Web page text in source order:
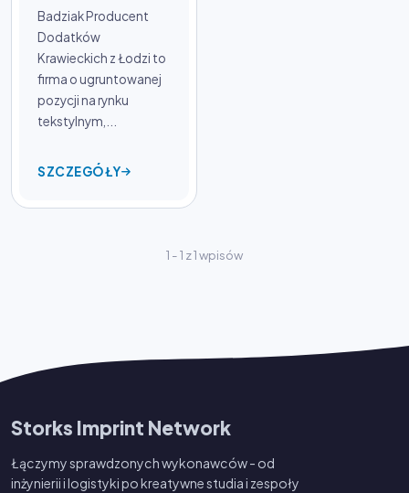
Badziak Producent
Dodatków
Krawieckich z Łodzi to
firma o ugruntowanej
pozycji na rynku
tekstylnym,...
SZCZEGÓŁY
1 - 1 z 1 wpisów
Storks Imprint Network
Łączymy sprawdzonych wykonawców - od
inżynierii i logistyki po kreatywne studia i zespoły